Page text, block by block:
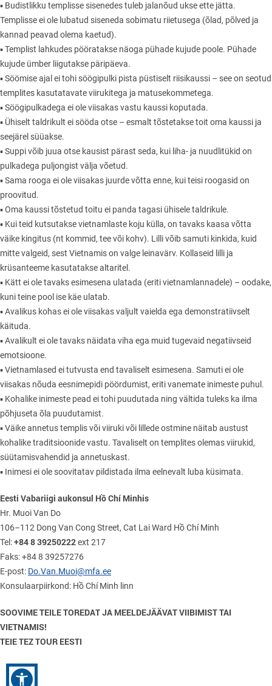
▪ Budistlikku templisse sisenedes tuleb jalanõud ukse ette jätta.
Templisse ei ole lubatud siseneda sobimatu riietusega (õlad, põlved ja
kannad peavad olema kaetud).
▪ Templist lahkudes pööratakse näoga pühade kujude poole. Pühade
kujude ümber liigutakse päripäeva.
▪ Söömise ajal ei tohi söögipulki pista püstiselt riisikaussi – see on seotud
templites kasutatavate viirukitega ja matusekommetega.
▪ Söögipulkadega ei ole viisakas vastu kaussi koputada.
▪ Ühiselt taldrikult ei sööda otse – esmalt tõstetakse toit oma kaussi ja
seejärel süüakse.
▪ Suppi võib juua otse kausist pärast seda, kui liha- ja nuudlitükid on
pulkadega puljongist välja võetud.
▪ Sama rooga ei ole viisakas juurde võtta enne, kui teisi roogasid on
proovitud.
▪ Oma kaussi tõstetud toitu ei panda tagasi ühisele taldrikule.
▪ Kui teid kutsutakse vietnamlaste koju külla, on tavaks kaasa võtta
väike kingitus (nt kommid, tee või kohv). Lilli võib samuti kinkida, kuid
mitte valgeid, sest Vietnamis on valge leinavärv. Kollaseid lilli ja
krüsanteeme kasutatakse altaritel.
▪ Kätt ei ole tavaks esimesena ulatada (eriti vietnamlannadele) – oodake,
kuni teine pool ise käe ulatab.
▪ Avalikus kohas ei ole viisakas valjult vaielda ega demonstratiivselt
käituda.
▪ Avalikult ei ole tavaks näidata viha ega muid tugevaid negatiivseid
emotsioone.
▪ Vietnamlased ei tutvusta end tavaliselt esimesena. Samuti ei ole
viisakas nõuda eesnimepidi pöördumist, eriti vanemate inimeste puhul.
▪ Kohalike inimeste pead ei tohi puudutada ning vältida tuleks ka ilma
põhjuseta õla puudutamist.
▪ Väike annetus templis või viiruki või lillede ostmine näitab austust
kohalike traditsioonide vastu. Tavaliselt on templites olemas viirukid,
süütamisvahendid ja annetuskast.
▪ Inimesi ei ole soovitatav pildistada ilma eelnevalt luba küsimata.
Eesti Vabariigi aukonsul Hồ Chí Minhis
Hr. Muoi Van Do
106–112 Dong Van Cong Street, Cat Lai Ward Hồ Chí Minh
Tel:+84 8 39250222ext 217
Faks: +84 8 39257276
E-post: Do.Van.Muoi@mfa.ee
Konsulaarpiirkond: Hồ Chí Minh linn
SOOVIME TEILE TOREDAT JA MEELDEJÄÄVAT VIIBIMIST TAI
VIETNAMIS!
TEIE TEZ TOUR EESTI